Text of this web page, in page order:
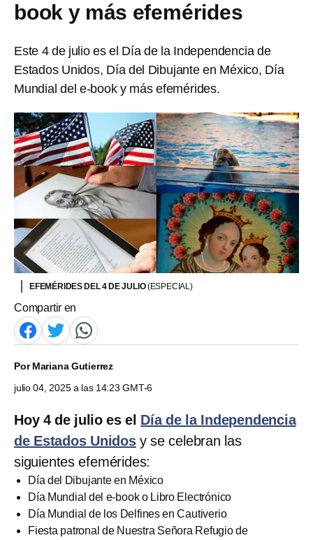
book y más efemérides
Este 4 de julio es el Día de la Independencia de
Estados Unidos, Día del Dibujante en México, Día
Mundial del e-book y más efemérides.
EFEMÉRIDES DEL 4 DE JULIO(ESPECIAL)
Compartir en
PorMariana Gutierrez
julio 04, 2025 a las 14:23 GMT-6
Hoy 4 de julio es el Día de la Independencia
de Estados Unidosy se celebran las
siguientes efemérides:
Día del Dibujante en México
Día Mundial del e-book o Libro Electrónico
Día Mundial de los Delfines en Cautiverio
Fiesta patronal de Nuestra Señora Refugio de